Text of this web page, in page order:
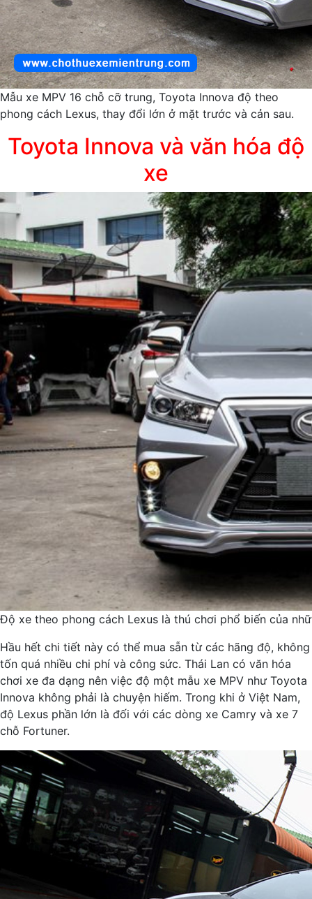
Mẫu xe MPV 16 chỗ cỡ trung, Toyota Innova độ theo
phong cách Lexus, thay đổi lớn ở mặt trước và cản sau.
Toyota Innova và văn hóa độ
xe
Độ xe theo phong cách Lexus là thú chơi phổ biến của
Hầu hết chi tiết này có thể mua sẵn từ các hãng độ, không
tốn quá nhiều chi phí và công sức. Thái Lan có văn hóa
chơi xe đa dạng nên việc độ một mẫu xe MPV như Toyota
Innova không phải là chuyện hiếm. Trong khi ở Việt Nam,
độ Lexus phần lớn là đối với các dòng xe Camry và xe 7
chỗ Fortuner.